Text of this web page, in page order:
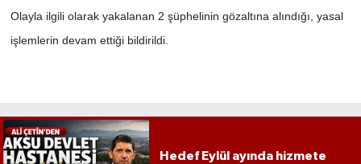
Olayla ilgili olarak yakalanan 2 şüphelinin gözaltına alındığı, yasal
işlemlerin devam ettiği bildirildi.
Hedef Eylül ayında hizmete